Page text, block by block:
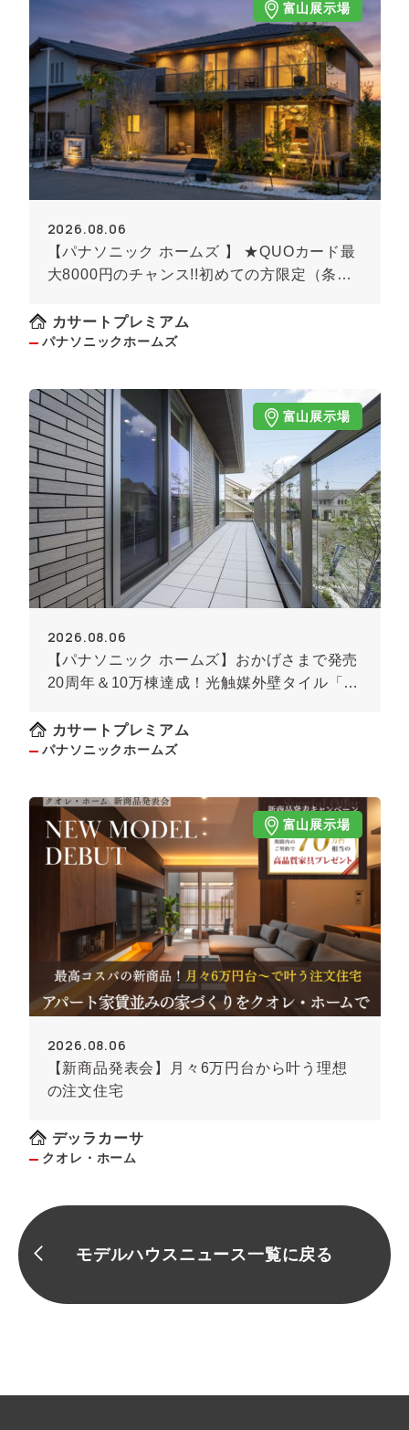
富山展示場
2026.08.06
【パナソニック ホームズ 】 ★QUOカード最
大8000円のチャンス!!初めての方限定（条件
カサートプレミアム
パナソニックホームズ
富山展示場
2026.08.06
【パナソニック ホームズ】おかげさまで発売
20周年＆10万棟達成！光触媒外壁タイル「キ
カサートプレミアム
パナソニックホームズ
富山展示場
2026.08.06
【新商品発表会】月々6万円台から叶う理想
の注文住宅
デッラカーサ
クオレ・ホーム
モデルハウスニュース一覧に戻る